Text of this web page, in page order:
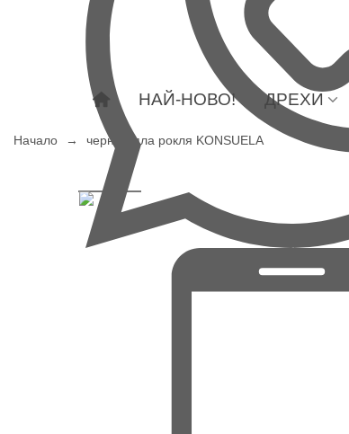
НАЙ-НОВО! ДРЕХИ
Начало → черно-бяла рокля KONSUELA